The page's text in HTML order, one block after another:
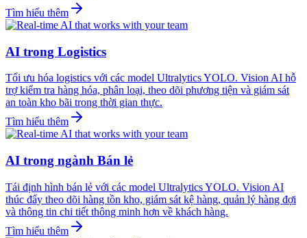
Tìm hiểu thêm
AI trong Logistics
Tối ưu hóa logistics với các model Ultralytics YOLO. Vision AI hỗ
trợ kiểm tra hàng hóa, phân loại, theo dõi phương tiện và giám sát
an toàn kho bãi trong thời gian thực.
Tìm hiểu thêm
AI trong ngành Bán lẻ
Tái định hình bán lẻ với các model Ultralytics YOLO. Vision AI
thúc đẩy theo dõi hàng tồn kho, giám sát kệ hàng, quản lý hàng đợi
và thông tin chi tiết thông minh hơn về khách hàng.
Tìm hiểu thêm